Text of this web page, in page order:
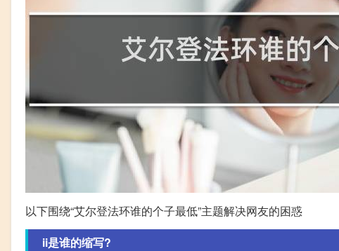
以下围绕“艾尔登法环谁的个子最低”主题解决网友的困惑
ii是谁的缩写?